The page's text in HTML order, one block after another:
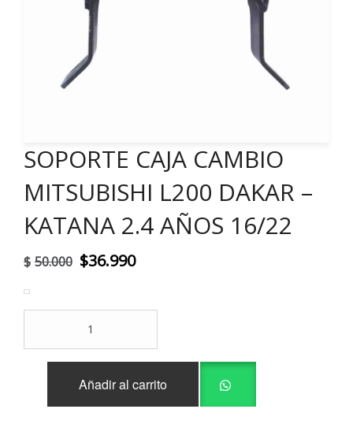
SOPORTE CAJA CAMBIO
MITSUBISHI L200 DAKAR –
KATANA 2.4 AÑOS 16/22
$ 50.000 El
original
era:
$50.000.
$36.990El
actual
$36.990.
CAMBIO
MITSUBISHI
Añadir al carrito